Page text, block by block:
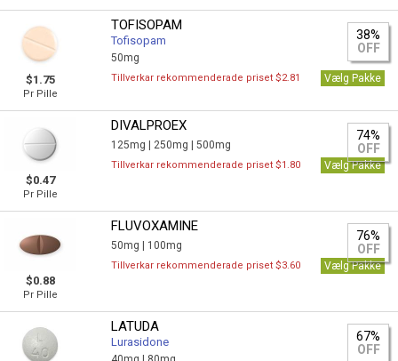
$1.75
Pr Pille
TOFISOPAM
Tofisopam
50mg
38%
OFF
Tillverkar rekommenderade priset $2.81 Vælg Pakke
$0.47
Pr Pille
DIVALPROEX
125mg | 250mg |500mg
74%
OFF
Tillverkar rekommenderade priset $1.80 Vælg Pakke
$0.88
Pr Pille
FLUVOXAMINE
50mg | 100mg
76%
OFF
Tillverkar rekommenderade priset $3.60 Vælg Pakke
LATUDA
Lurasidone
67%
OFF